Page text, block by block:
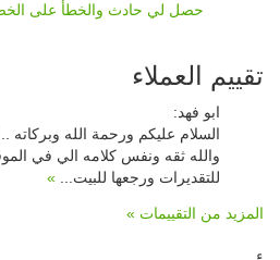
حصل لي حادث والخطأ على
تقييم العملاء
ابو فهد:
السلام عليكم ورحمة الله وبركاته
والله ثقه ونفس كلامه الي في
للتقديرات ورجعها للبيت... »
المعمري
الله يبيض وجهه رجال سمح والله
تعامله الله يسهل له امره
المزيد من التقييمات »